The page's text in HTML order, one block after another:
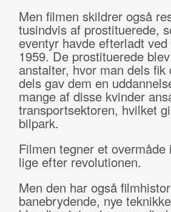
Men filmen skildrer også
tusindvis af prostituerede,
eventyr havde efterladt
1959. De prostituerede
anstalter, hvor man dels
dels gav dem en
mange af disse kvinder
transportsektoren, hvilket
bilpark.
Filmen tegner et
lige efter revolutionen.
Men den har også
banebrydende, nye